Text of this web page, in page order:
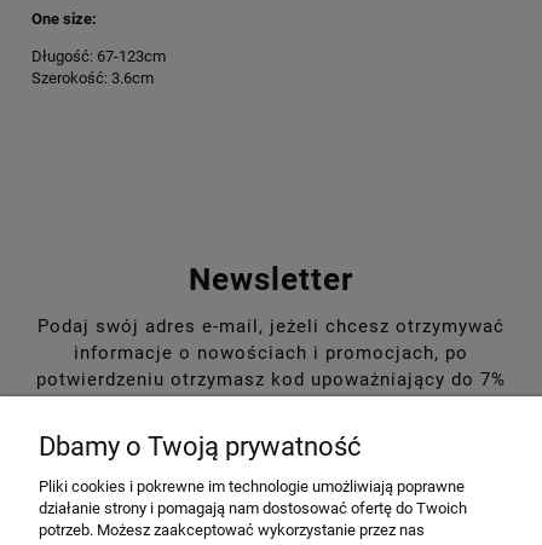
One size:
Długość: 67-123cm
Szerokość: 3.6cm
Newsletter
Podaj swój adres e-mail, jeżeli chcesz otrzymywać
informacje o nowościach i promocjach, po
potwierdzeniu otrzymasz kod upoważniający do 7%
Dbamy o Twoją prywatność
Pliki cookies i pokrewne im technologie umożliwiają poprawne
działanie strony i pomagają nam dostosować ofertę do Twoich
potrzeb. Możesz zaakceptować wykorzystanie przez nas